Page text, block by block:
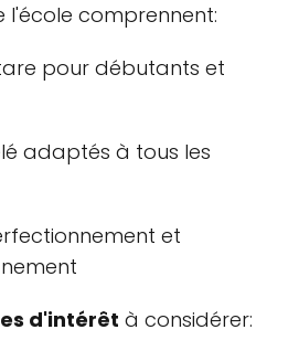
l'école comprennent:
pour débutants et
adaptés à tous les
et
d'intérêt à considérer: